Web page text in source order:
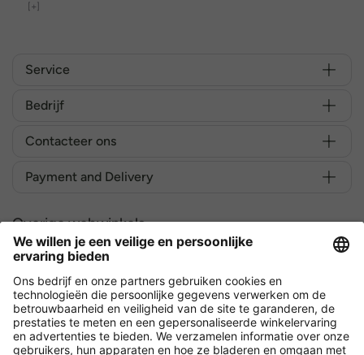
[+]
Service
Bedrijf
Contacteer ons
Payment and Delivery
Overige webwinkels
België
Versleuteling met